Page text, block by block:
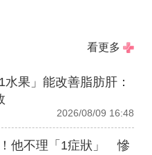
看更多
水果」能改善脂肪肝：
2026/08/09 16:48
他不理「1症狀」 慘